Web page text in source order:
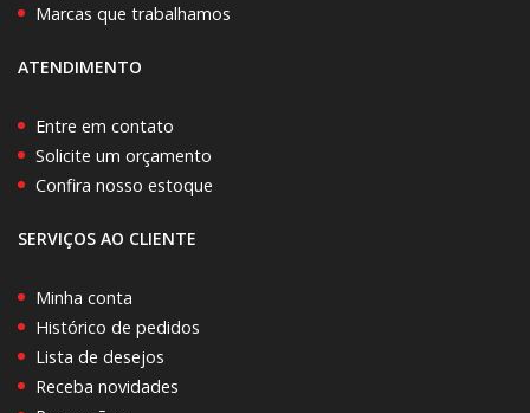
Marcas que trabalhamos
ATENDIMENTO
Entre em contato
Solicite um orçamento
Confira nosso estoque
SERVIÇOS AO CLIENTE
Minha conta
Histórico de pedidos
Lista de desejos
Receba novidades